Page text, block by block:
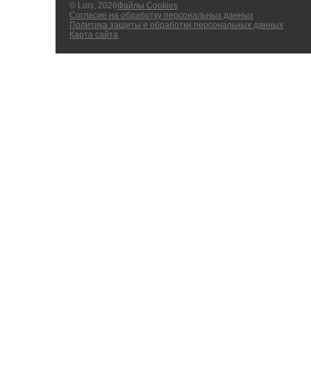
© Luis, 2026Файлы Cookies
Согласие на обработку персональных данных
Политика защиты и обработки персональных данных
Карта сайта